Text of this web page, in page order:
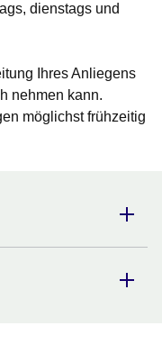
dienstags und
Ihres Anliegens
nehmen kann.
möglichst frühzeitig